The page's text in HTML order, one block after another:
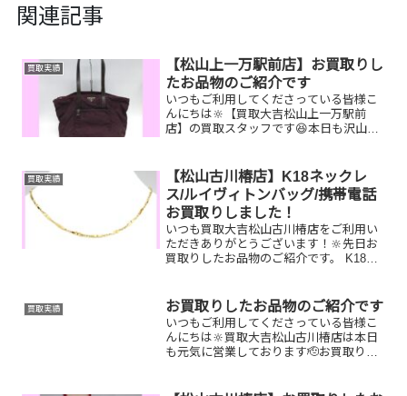
関連記事
買取実績
【松山上一万駅前店】お買取りし
たお品物のご紹介です
いつもご利用してくださっている皆様こ
んにちは🔆【買取大吉松山上一万駅前
店】の買取スタッフです😆本日も沢山の
バッグ 古銭
図書カードNEXTし...
買取実績
【松山古川椿店】K18ネックレ
ス/ルイヴィトンバッグ/携帯電話
お買取りしました！
いつも買取大吉松山古川椿店をご利用い
ただきありがとうございます！🔆先日お
買取りしたお品物のご紹介です。 K18ネ
ませんか？そのお品物ぜひ！買取大吉松
山古川椿店にお査定...
買取実績 お買取りしたお品物のご紹介です
いつもご利用してくださっている皆様こ
んにちは🔆買取大吉松山古川椿店は本日
も元気に営業しております🫡お買取りし